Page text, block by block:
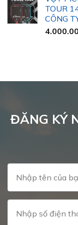
TOUR
CÔNG
ĐĂNG KÝ